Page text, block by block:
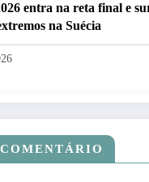
entra na reta final e
na Suécia